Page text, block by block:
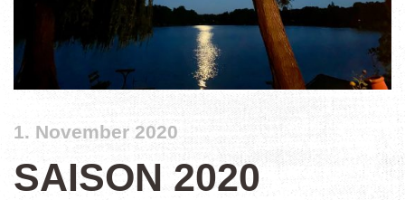
1. November 2020
SAISON 2020